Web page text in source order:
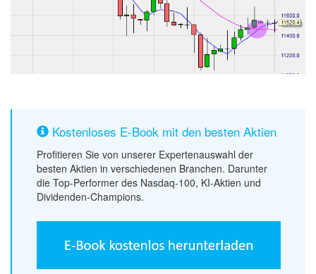
Kostenloses E-Book mit den besten Aktien
Profitieren Sie von unserer Expertenauswahl der
besten Aktien in verschiedenen Branchen. Darunter
die Top-Performer des Nasdaq-100, KI-Aktien und
Dividenden-Champions.